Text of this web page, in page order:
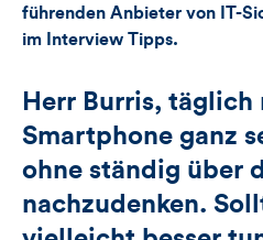
Artikels
führenden Anbieter von IT-
im Interview Tipps.
Herr Burris,
Smartphone ganz
ohne ständig über
nachzudenken.